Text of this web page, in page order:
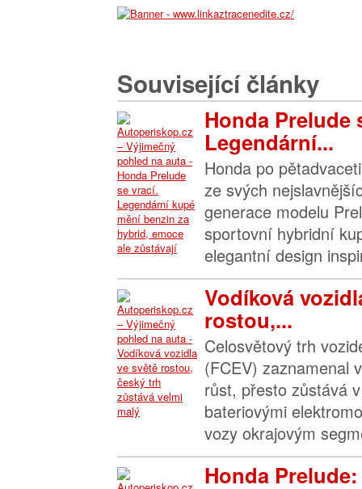
Související články
Honda Prelude
Legendární...
Honda po
ze svých
generace modelu
sportovní hybridní
elegantní design
Vodíková
rostou,...
Celosvětový trh
(FCEV) zaznamenal
růst, přesto zůstává
bateriovými
vozy okrajovým
Honda